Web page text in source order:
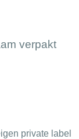
verpakt
private label